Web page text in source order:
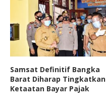
Samsat Definitif Bangka
Barat Diharap Tingkatkan
Ketaatan Bayar Pajak